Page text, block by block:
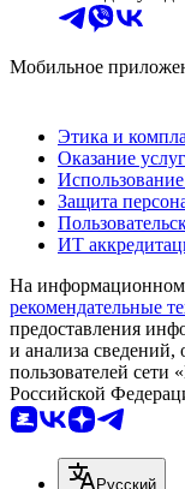
Мобильное
Этика и
Оказание услуг
Защита
ИТ
На информационном
рекомендательные
предоставления
и анализа
пользователей сети
Российской
Русский